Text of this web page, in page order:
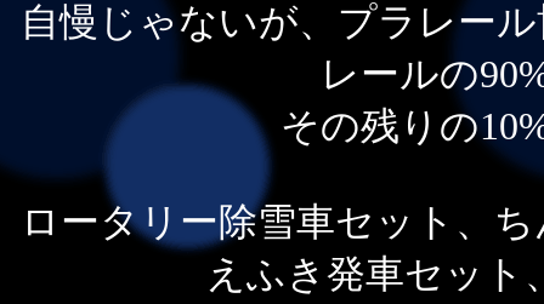
自慢じゃないが、プラレー
レールの
その残りの
ロータリー除雪車セット、
えふき発車セッ